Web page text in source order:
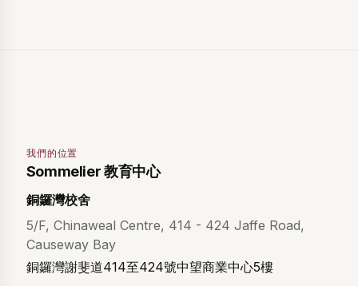
我們的位置
Sommelier 教育中心
銅鑼灣校舍
5/F, Chinaweal Centre, 414 - 424 Jaffe Road,
Causeway Bay
銅鑼灣謝斐道414至424號中望商業中心5樓